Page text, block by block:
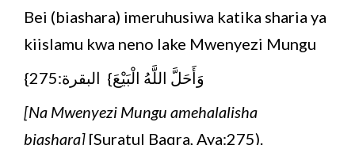
Bei (biashara) imeruhusiwa katika sharia ya
kiislamu kwa neno lake Mwenyezi Mungu
وَأَحَلَّ اللَّهُ الْبَيْعَ} البقرة:275}
[Na Mwenyezi Mungu amehalalisha
biashara] [Suratul Baqra, Aya:275).